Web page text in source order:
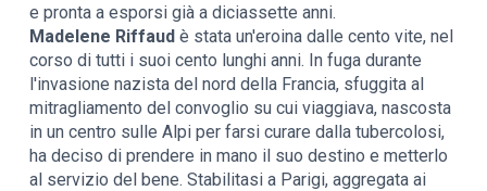
e pronta a esporsi già a diciassette anni.
Madelene Riffaud è stata un'eroina dalle cento vite, nel
corso di tutti i suoi cento lunghi anni. In fuga durante
l'invasione nazista del nord della Francia, sfuggita al
mitragliamento del convoglio su cui viaggiava, nascosta
in un centro sulle Alpi per farsi curare dalla tubercolosi,
ha deciso di prendere in mano il suo destino e metterlo
al servizio del bene. Stabilitasi a Parigi, aggregata ai